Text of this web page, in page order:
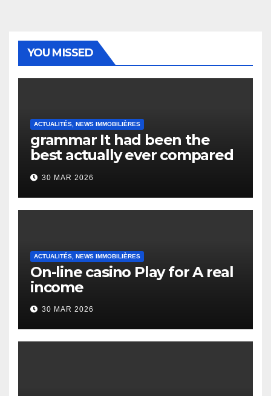
YOU MISSED
ACTUALITÉS, NEWS IMMOBILIÈRES
grammar It had been the
best actually ever compared
to it’s the top actually?
English Vocabulary Learners
Heap Change
30 MAR 2026
ACTUALITÉS, NEWS IMMOBILIÈRES
On-line casino Play for A real
income
30 MAR 2026